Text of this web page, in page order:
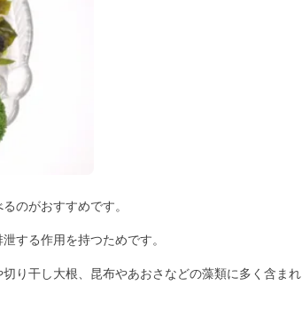
のがおすすめです。
する作用を持つためです。
り干し大根、昆布やあおさなどの藻類に多く含まれ